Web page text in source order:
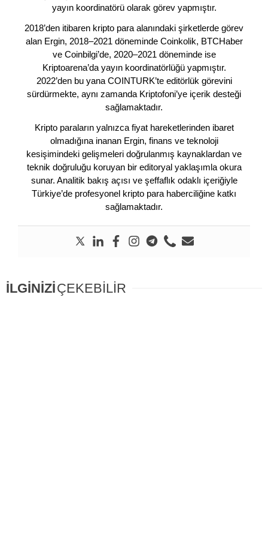
yayın koordinatörü olarak görev yapmıştır.
2018’den itibaren kripto para alanındaki şirketlerde görev
alan Ergin, 2018–2021 döneminde Coinkolik, BTCHaber
ve Coinbilgi’de, 2020–2021 döneminde ise
Kriptoarena’da yayın koordinatörlüğü yapmıştır.
2022’den bu yana COINTURK’te editörlük görevini
sürdürmekte, aynı zamanda Kriptofoni’ye içerik desteği
sağlamaktadır.
Kripto paraların yalnızca fiyat hareketlerinden ibaret
olmadığına inanan Ergin, finans ve teknoloji
kesişimindeki gelişmeleri doğrulanmış kaynaklardan ve
teknik doğruluğu koruyan bir editoryal yaklaşımla okura
sunar. Analitik bakış açısı ve şeffaflık odaklı içeriğiyle
Türkiye’de profesyonel kripto para haberciliğine katkı
sağlamaktadır.
İLGİNİZİÇEKEBİLİR